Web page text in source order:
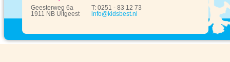
Geesterweg 6a
1911 NB Uitgeest
T: 0251 - 83 12 73
info@kidsbest.nl